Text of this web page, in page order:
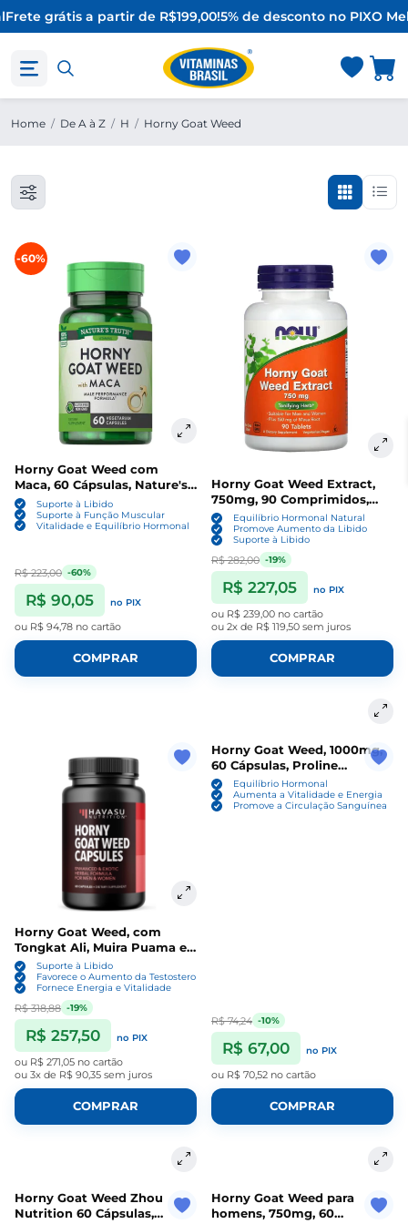
Frete grátis a partir de R$199,00!5% de desconto no PIXO
Home / De A à Z / H / Horny Goat Weed
-60%
Horny Goat Weed com
Maca, 60 Cápsulas, Nature's
TruthSuporte à Libido
Suporte à Função Muscular
Vitalidade e Equilíbrio Hormonal
R$ 223,00 -60%
R$ 90,05 no PIX
ou R$ 94,78 no cartão
COMPRAR
Horny Goat Weed Extract,
750mg, 90 Comprimidos,
NowEquilíbrio Hormonal Natural
Promove Aumento da Libido
Suporte à Libido
R$ 282,00 -19%
R$ 227,05 no PIX
ou R$ 239,00 no cartão
ou 2x de R$ 119,50 sem juros
COMPRAR
Horny Goat Weed, com
Tongkat Ali, Muira Puama e
Saw Palmetto, 60 Cápsulas,
Havasu Nutrition
Suporte à Libido
Favorece o Aumento da Testosterona
Fornece Energia e Vitalidade
R$ 318,88 -19%
R$ 257,50 no PIX
ou R$ 271,05 no cartão
ou 3x de R$ 90,35 sem juros
COMPRAR
Horny Goat Weed, 1000mg,
60 Cápsulas, Proline
Vitamins
Equilíbrio Hormonal
Aumenta a Vitalidade e Energia
Promove a Circulação Sanguínea
R$ 74,24 -10%
R$ 67,00 no PIX
ou R$ 70,52 no cartão
COMPRAR
Horny Goat Weed Zhou
Nutrition 60 Cápsulas,
Horny Goat Weed para
homens, 750mg, 60